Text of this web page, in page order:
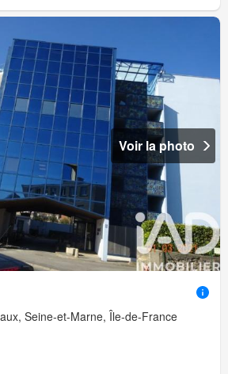
Voir la photo
Seine-et-Marne, Île-de-France